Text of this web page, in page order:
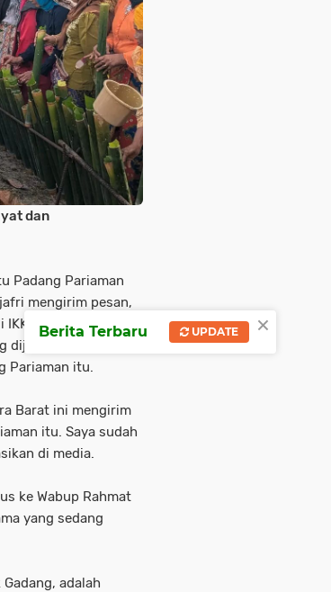
dan
Padang Pariaman
mengirim pesan,
Parit Malintang
dijadwalkan
Pariaman itu.
Barat ini mengirim
itu. Saya sudah
di media.
ke Wabup Rahmat
yang sedang
adalah
×
Berita Terbaru UPDATE